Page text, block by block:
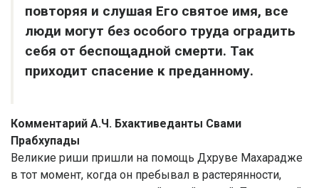
повторяя и слушая Его святое имя, все
люди могут без особого труда оградить
себя от беспощадной смерти. Так
приходит спасение к преданному.
Комментарий А.Ч. Бхактиведанты Свами
Прабхупады
Великие риши пришли на помощь Дхруве Махарадже
в тот момент, когда он пребывал в растерянности,